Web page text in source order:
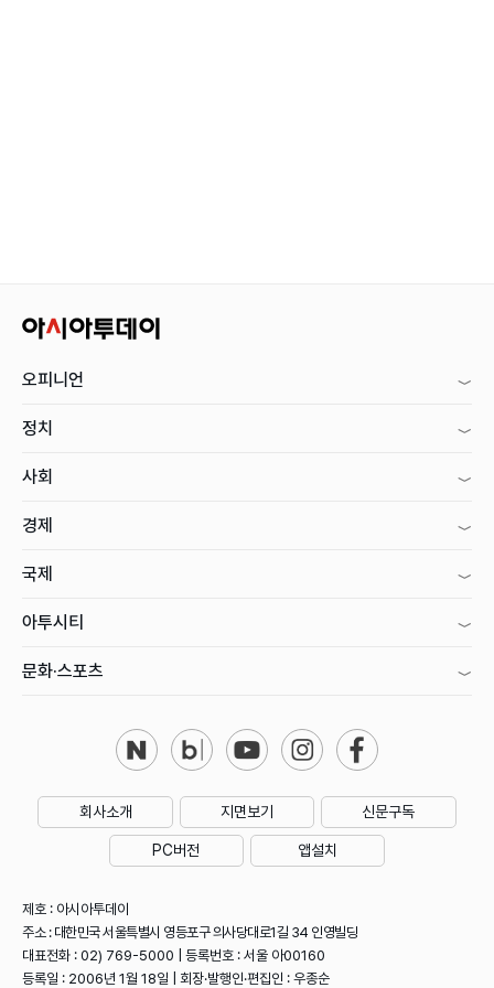
오피니언
정치
사회
경제
국제
아투시티
문화·스포츠
회사소개 지면보기 신문구독
PC버전 앱설치
제호 : 아시아투데이
주소 : 대한민국 서울특별시 영등포구 의사당대로1길 34 인영빌딩
대표전화 : 02) 769-5000 | 등록번호 : 서울 아00160
등록일 : 2006년 1월 18일 | 회장·발행인·편집인 : 우종순